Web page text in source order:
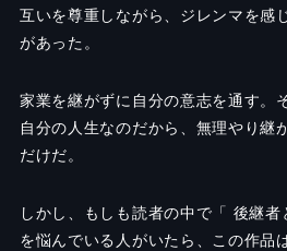
互いを尊重しながら、ジレンマを感
があった。
家業を継がずに自分の意志を通す。
自分の人生なのだから、無理やり継
だけだ。
しかし、もしも読者の中で「 後継
を悩んでいる人がいたら、この作品